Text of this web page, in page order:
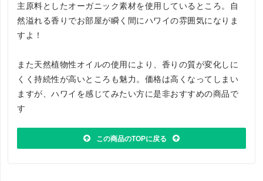
主原料としたオーガニック素材を使用しているところ。自
然溢れる香りでお部屋が瞬く間にハワイの雰囲気になりま
すよ！
また天然植物性オイルの使用により、香りの質が変化しに
くく持続性が高いところも魅力。価格は高くなってしまい
ますが、ハワイを感じてみたい方に是非おすすめの商品で
す
この商品のTOPに戻る